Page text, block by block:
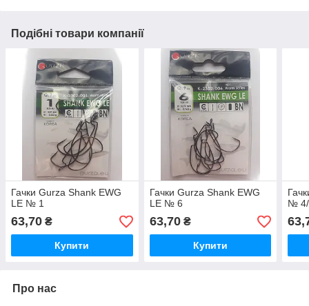
Подібні товари компанії
Гачки Gurza Shank EWG
LE № 1
63,70 ₴
Купити
Гачки Gurza Shank EWG
LE № 6
63,70₴
Купити
№
Про нас